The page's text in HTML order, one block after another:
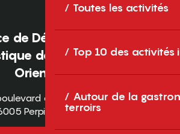
Toutes les activités
Top 10 des activités
Autour de la
terroirs
de Développement
des Pyrénées-
Orientales
des Pyrénées
Perpignan Cedex